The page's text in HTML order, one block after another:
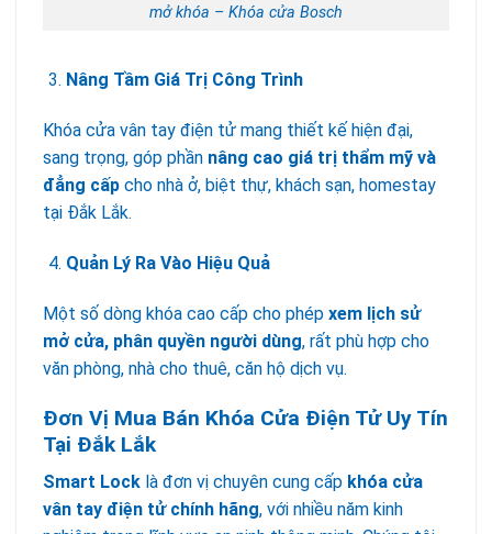
mở khóa – Khóa cửa Bosch
Nâng Tầm Giá Trị Công Trình
Khóa cửa vân tay điện tử mang thiết kế hiện đại,
sang trọng, góp phần nâng cao giá trị thẩm mỹ và
đẳng cấp cho nhà ở, biệt thự, khách sạn, homestay
tại Đắk Lắk.
Quản Lý Ra Vào Hiệu Quả
Một số dòng khóa cao cấp cho phép xem lịch sử
mở cửa, phân quyền người dùng, rất phù hợp cho
văn phòng, nhà cho thuê, căn hộ dịch vụ.
Đơn Vị Mua Bán Khóa Cửa Điện Tử Uy Tín
Tại Đắk Lắk
Smart Lock là đơn vị chuyên cung cấp khóa cửa
vân tay điện tử chính hãng, với nhiều năm kinh